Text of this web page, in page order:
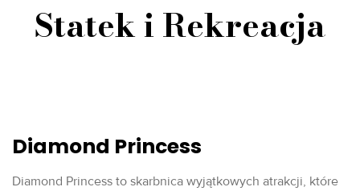
Statek i Rekreacja
Diamond Princess
Diamond Princess to skarbnica wyjątkowych atrakcji, które